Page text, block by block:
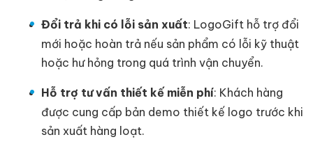
Đổi trả khi có lỗi sản xuất: LogoGift hỗ trợ đổi
mới hoặc hoàn trả nếu sản phẩm có lỗi kỹ thuật
hoặc hư hỏng trong quá trình vận chuyển.
Hỗ trợ tư vấn thiết kế miễn phí: Khách hàng
được cung cấp bản demo thiết kế logo trước khi
sản xuất hàng loạt.